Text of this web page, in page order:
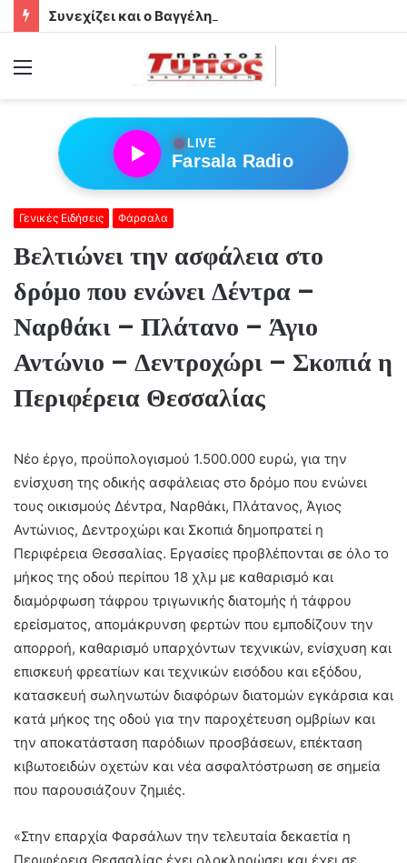
●LIVE
Farsala Radio
Γενικές Ειδήσεις Φάρσαλα
Βελτιώνει την ασφάλεια στο
δρόμο που ενώνει Δέντρα –
Ναρθάκι – Πλάτανο – Άγιο
Αντώνιο – Δεντροχώρι – Σκοπιά η
Περιφέρεια Θεσσαλίας
Νέο έργο, προϋπολογισμού 1.500.000 ευρώ, για την
ενίσχυση της οδικής ασφάλειας στο δρόμο που ενώνει
τους οικισμούς Δέντρα, Ναρθάκι, Πλάτανος, Άγιος
Αντώνιος, Δεντροχώρι και Σκοπιά δημοπρατεί η
Περιφέρεια Θεσσαλίας. Εργασίες προβλέπονται σε όλο το
μήκος της οδού περίπου 18 χλμ με καθαρισμό και
διαμόρφωση τάφρου τριγωνικής διατομής ή τάφρου
ερείσματος, απομάκρυνση φερτών που εμποδίζουν την
απορροή, καθαρισμό υπαρχόντων τεχνικών, ενίσχυση και
επισκευή φρεατίων και τεχνικών εισόδου και εξόδου,
κατασκευή σωληνωτών διαφόρων διατομών εγκάρσια και
κατά μήκος της οδού για την παροχέτευση ομβρίων και
την αποκατάσταση παρόδιων προσβάσεων, επέκταση
κιβωτοειδών οχετών και νέα ασφαλτόστρωση σε σημεία
που παρουσιάζουν ζημιές.
«Στην επαρχία Φαρσάλων την τελευταία δεκαετία η